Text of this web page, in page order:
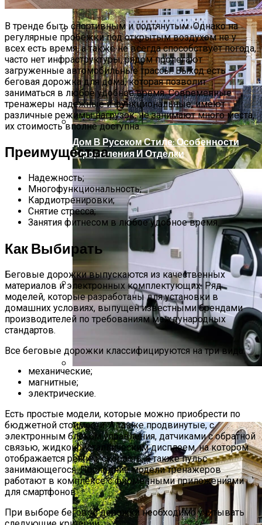
Артезианская, Минеральная,
Родниковая, Талая: В Чем Разница И
Какую Воду Лучше Выбрать Для Питья
Растения-Вампиры: 15 Популярных
Домашних Цветов, Которые Крадут
Ваше Здоровье День За Днем
Дом В Русском Стиле: Особенности
Оформления И Отделки
Дом На Колесах Своими Руками Из
Фургона ГАЗель: Пошаговый Гайд С
В тренде быть спортивным и подтянутым. Однако на
регулярные пробежки под открытым воздухом не у
всех есть время, а также не всегда способствует погода,
часто нет инфраструктуры, рядом пролегают
загруженные автомобильные трассы. Выход есть —
беговая дорожка для дома, которая позволит
заниматься в любое удобное время. Современные
тренажеры надежные и функциональные, имеют
различные режимы нагрузок, не занимают много места,
их стоимость вполне доступна.
Преимущества
Надежность;
Многофункциональность;
Кардиотренировки;
Снятие стресса;
Занятия фитнесом в любое удобное время.
Как Выбирать
Беговые дорожки выпускаются из качественных
материалов и электронных комплектующих. Ряд
моделей, которые разработаны для установки в
домашних условиях, выпущен известными брендами
производителей по требованиям международных
стандартов.
Все беговые дорожки классифицируются на три вида:
механические;
магнитные;
электрические.
Есть простые модели, которые можно приобрести по
бюджетной стоимости. А также продвинутые, с
электронным блоком управления, датчиками с обратной
связью, жидкокристаллическим дисплеем, на котором
отображается режим, скорость, а также пульс
занимающегося. Последние модели тренажеров
работают в комплексе с фирменными приложениями
для смартфонов.
При выборе беговой дорожки необходимо учитывать